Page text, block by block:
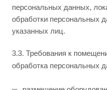
персональных данных,
обработки персональных
указанных лиц.
3.3. Требования к
обработка персональных